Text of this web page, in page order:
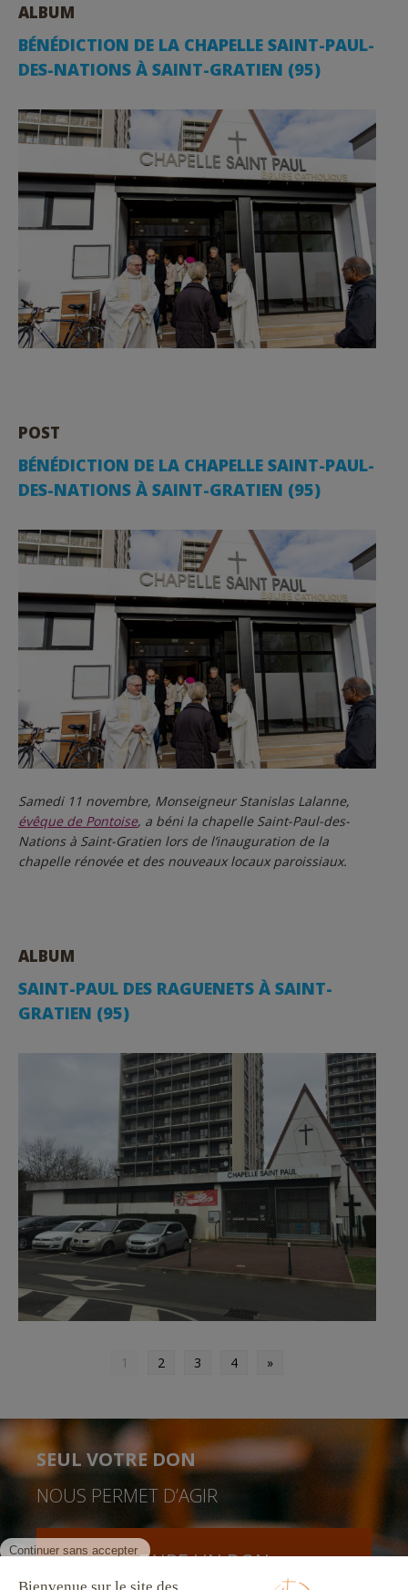
ALBUM
BÉNÉDICTION DE LA CHAPELLE SAINT-PAUL-
DES-NATIONS À SAINT-GRATIEN (95)
POST
BÉNÉDICTION DE LA CHAPELLE SAINT-PAUL-
DES-NATIONS À SAINT-GRATIEN (95)
Samedi 11 novembre, Monseigneur Stanislas Lalanne,
évêque de Pontoise, a béni la chapelle Saint-Paul-des-
Nations à Saint-Gratien lors de l’inauguration de la
chapelle rénovée et des nouveaux locaux paroissiaux.
ALBUM
SAINT-PAUL DES RAGUENETS À SAINT-
GRATIEN (95)
1 2 3 4 »
SEUL VOTRE DON
NOUS PERMET D’AGIR
FAIRE UN DON